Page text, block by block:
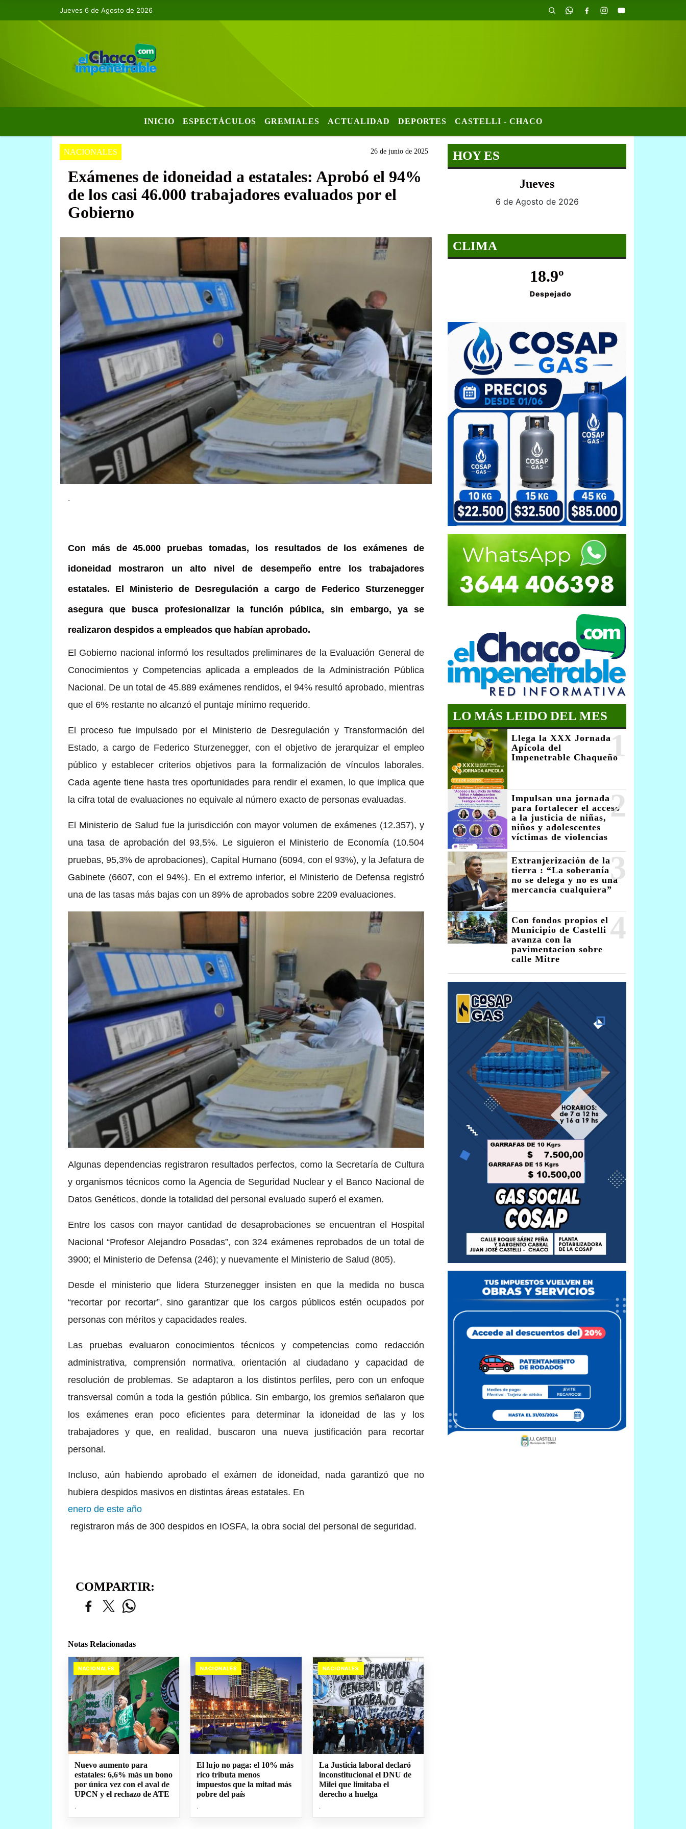
Jueves 6 de Agosto de 2026
INICIO ESPECTÁCULOS GREMIALES ACTUALIDAD DEPORTES CASTELLI - CHACO
NACIONALES 26 de junio de 2025
Exámenes de idoneidad a estatales: Aprobó el 94%
de los casi 46.000 trabajadores evaluados por el
Gobierno
.
Con más de 45.000 pruebas tomadas, los resultados de los exámenes de
idoneidad mostraron un alto nivel de desempeño entre los trabajadores
estatales. El Ministerio de Desregulación a cargo de Federico Sturzenegger
asegura que busca profesionalizar la función pública, sin embargo, ya se
realizaron despidos a empleados que habían aprobado.
El Gobierno nacional informó los resultados preliminares de la Evaluación General de
Conocimientos y Competencias aplicada a empleados de la Administración Pública
Nacional. De un total de 45.889 exámenes rendidos, el 94% resultó aprobado, mientras
que el 6% restante no alcanzó el puntaje mínimo requerido.
El proceso fue impulsado por el Ministerio de Desregulación y Transformación del
Estado, a cargo de Federico Sturzenegger, con el objetivo de jerarquizar el empleo
público y establecer criterios objetivos para la formalización de vínculos laborales.
Cada agente tiene hasta tres oportunidades para rendir el examen, lo que implica que
la cifra total de evaluaciones no equivale al número exacto de personas evaluadas.
El Ministerio de Salud fue la jurisdicción con mayor volumen de exámenes (12.357), y
una tasa de aprobación del 93,5%. Le siguieron el Ministerio de Economía (10.504
pruebas, 95,3% de aprobaciones), Capital Humano (6094, con el 93%), y la Jefatura de
Gabinete (6607, con el 94%). En el extremo inferior, el Ministerio de Defensa registró
una de las tasas más bajas con un 89% de aprobados sobre 2209 evaluaciones.
Algunas dependencias registraron resultados perfectos, como la Secretaría de Cultura
y organismos técnicos como la Agencia de Seguridad Nuclear y el Banco Nacional de
Datos Genéticos, donde la totalidad del personal evaluado superó el examen.
Entre los casos con mayor cantidad de desaprobaciones se encuentran el Hospital
Nacional “Profesor Alejandro Posadas”, con 324 exámenes reprobados de un total de
3900; el Ministerio de Defensa (246); y nuevamente el Ministerio de Salud (805).
Desde el ministerio que lidera Sturzenegger insisten en que la medida no busca
“recortar por recortar”, sino garantizar que los cargos públicos estén ocupados por
personas con méritos y capacidades reales.
Las pruebas evaluaron conocimientos técnicos y competencias como redacción
administrativa, comprensión normativa, orientación al ciudadano y capacidad de
resolución de problemas. Se adaptaron a los distintos perfiles, pero con un enfoque
transversal común a toda la gestión pública. Sin embargo, los gremios señalaron que
los exámenes eran poco eficientes para determinar la idoneidad de las y los
trabajadores y que, en realidad, buscaron una nueva justificación para recortar
personal.
Incluso, aún habiendo aprobado el exámen de idoneidad, nada garantizó que no
hubiera despidos masivos en distintas áreas estatales. En
enero de este año
registraron más de 300 despidos en IOSFA, la obra social del personal de seguridad.
COMPARTIR:
Notas Relacionadas
NACIONALES
Nuevo aumento para
estatales: 6,6% más un bono
por única vez con el aval de
UPCN y el rechazo de ATE
.
NACIONALES
El lujo no paga: el 10% más
rico tributa menos
impuestos que la mitad más
pobre del país
.
NACIONALES
La Justicia laboral declaró
inconstitucional el DNU de
Milei que limitaba el
derecho a huelga
.
HOY ES
Jueves
6 de Agosto de 2026
CLIMA
18.9º
Despejado
LO MÁS LEIDO DEL MES
1
Llega la XXX Jornada
Apícola del
Impenetrable Chaqueño
2
Impulsan una jornada
para fortalecer el acceso
a la justicia de niñas,
niños y adolescentes
víctimas de violencias
3
Extranjerización de la
tierra : “La soberanía
no se delega y no es una
mercancía cualquiera”
4
Con fondos propios el
Municipio de Castelli
avanza con la
pavimentacion sobre
calle Mitre